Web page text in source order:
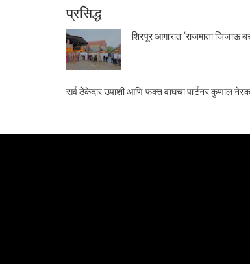
प्रसिद्ध
शिरपूर आगारात ‘राजमाता जिजाऊ
सर्व ठेकेदार उपाशी आणि फक्त वाघचा पार्टनर कुणाल